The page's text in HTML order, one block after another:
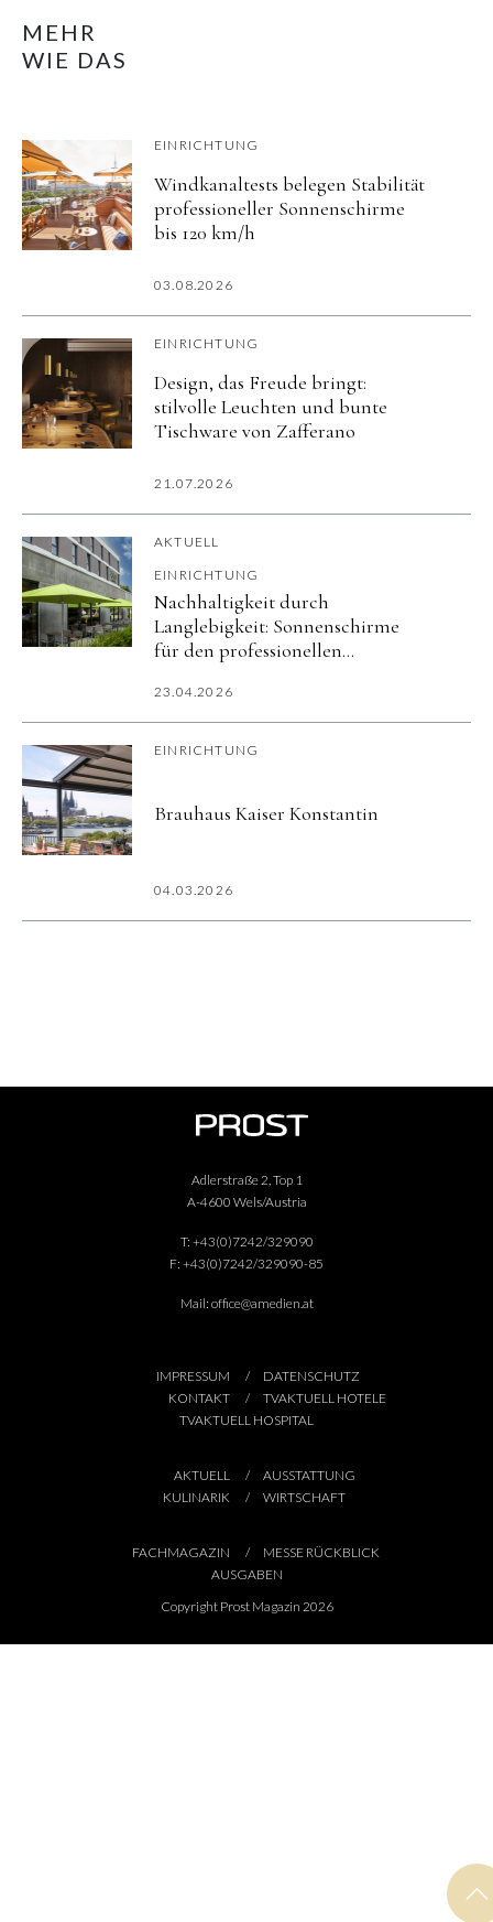
MEHR
WIE DAS
EINRICHTUNG
Windkanaltests belegen Stabilität
professioneller Sonnenschirme
bis 120 km/h
03.08.2026
EINRICHTUNG
Design, das Freude bringt:
stilvolle Leuchten und bunte
Tischware von Zafferano
21.07.2026
AKTUELL
EINRICHTUNG
Nachhaltigkeit durch
Langlebigkeit: Sonnenschirme
für den professionellen
23.04.2026
EINRICHTUNG
Brauhaus Kaiser Konstantin
04.03.2026
Adlerstraße 2, Top 1
A-4600 Wels/Austria
T: +43(0)7242/329090
F: +43(0)7242/329090-85
Mail: office@amedien.at
IMPRESSUM
DATENSCHUTZ
KONTAKT
TVAKTUELL HOTELE
TVAKTUELL HOSPITAL
AKTUELL
AUSSTATTUNG
KULINARIK
WIRTSCHAFT
FACHMAGAZIN
MESSE RÜCKBLICK
AUSGABEN
Copyright Prost Magazin 2026